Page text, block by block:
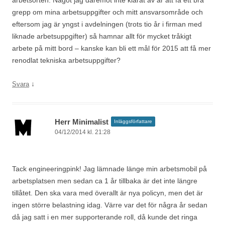
grepp om mina arbetsuppgifter och mitt ansvarsområde och
eftersom jag är yngst i avdelningen (trots tio år i firman med
liknade arbetsuppgifter) så hamnar allt för mycket tråkigt
arbete på mitt bord – kanske kan bli ett mål för 2015 att få mer
renodlat tekniska arbetsuppgifter?
Svara ↓
Herr Minimalist Inläggsförfattare
04/12/2014 kl. 21:28
Tack engineeringpink! Jag lämnade länge min arbetsmobil på
arbetsplatsen men sedan ca 1 år tillbaka är det inte längre
tillåtet. Den ska vara med överallt är nya policyn, men det är
ingen större belastning idag. Värre var det för några år sedan
då jag satt i en mer supporterande roll, då kunde det ringa